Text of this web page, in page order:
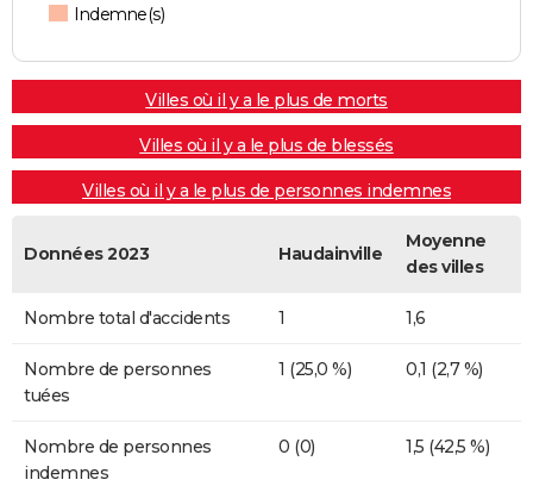
Indemne(s)
Villes où il y a le plus de morts
Villes où il y a le plus de blessés
Villes où il y a le plus de personnes indemnes
Données 2023 Haudainville
Moyenne
des villes
Nombre total d'accidents 1 1,6
Nombre de personnes
tuées
1 (25,0 %) 0,1 (2,7 %)
Nombre de personnes
indemnes
0 (0) 1,5 (42,5 %)